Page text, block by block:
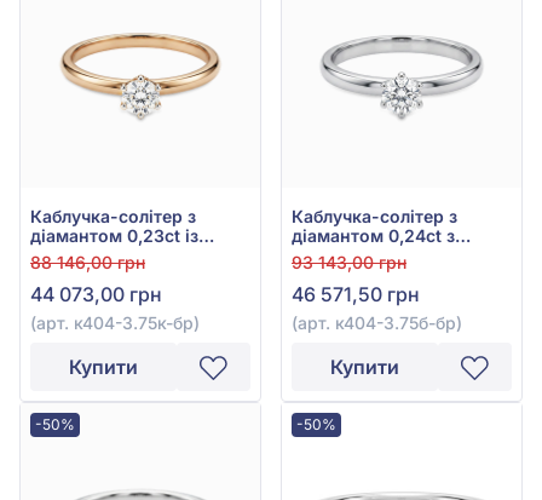
Каблучка-солітер з
діамантом 0,23ct із
червоного золота 585°,
арт. к404-3.75к-бр
88 146,00 грн
44 073,00 грн
(арт. к404-3.75к-бр)
Купити
Каблучка-солітер з
діамантом 0,24ct з
білого золота 585°, арт.
к404-3.75б-бр
93 143,00 грн
46 571,50 грн
(арт. к404-3.75б-бр)
Купити
-50% -50%